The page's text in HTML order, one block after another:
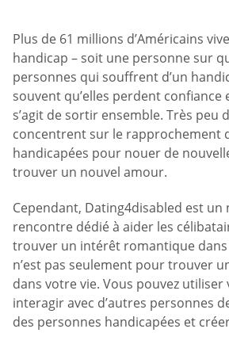
Plus de 61 millions d’Américains
handicap – soit une personne sur
personnes qui souffrent d’un
souvent qu’elles perdent confiance
s’agit de sortir ensemble. Très peu
concentrent sur le rapprochement
handicapées pour nouer de
trouver un nouvel amour.
Cependant, Dating4disabled est un
rencontre dédié à aider les
trouver un intérêt romantique dans
n’est pas seulement pour trouver
dans votre vie. Vous pouvez
interagir avec d’autres personnes
des personnes handicapées et